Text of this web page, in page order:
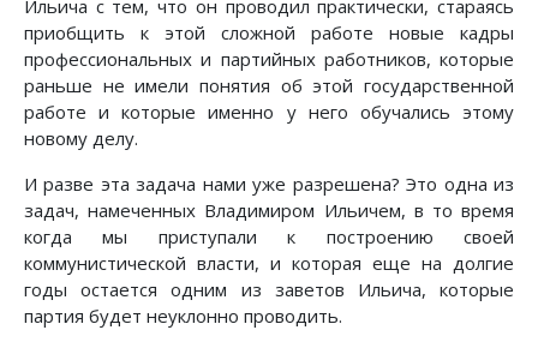
Ильича с тем, что он проводил практически, стараясь
приобщить к этой сложной работе новые кадры
профессиональных и партийных работников, которые
раньше не имели понятия об этой государственной
работе и которые именно у него обучались этому
новому делу.
И разве эта задача нами уже разрешена? Это одна из
задач, намеченных Владимиром Ильичем, в то время
когда мы приступали к построению своей
коммунистической власти, и которая еще на долгие
годы остается одним из заветов Ильича, которые
партия будет неуклонно проводить.